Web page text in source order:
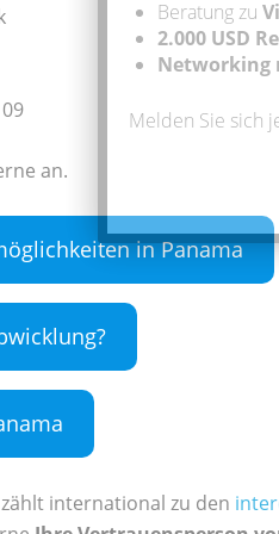
an.
in Panama
international zu den
Beratung zu
2.000 USD
Networking
Melden Sie sich